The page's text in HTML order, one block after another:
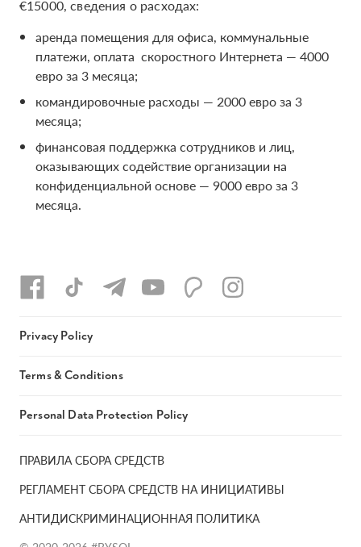
€15000, сведения о расходах:
аренда помещения для офиса, коммунальные
платежи, оплата скоростного Интернета — 4000
евро за 3 месяца;
командировочные расходы — 2000 евро за 3
месяца;
финансовая поддержка сотрудников и лиц,
оказывающих содействие организации на
конфиденциальной основе — 9000 евро за 3
месяца.
ПРАВИЛА СБОРА СРЕДСТВ
РЕГЛАМЕНТ СБОРА СРЕДСТВ НА ИНИЦИАТИВЫ
АНТИДИСКРИМИНАЦИОННАЯ ПОЛИТИКА
Privacy Policy
Terms & Conditions
Personal Data Protection Policy